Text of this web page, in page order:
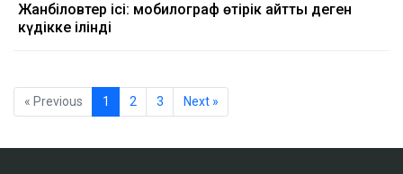
Жанәбіловтер ісі: мобилограф өтірік айтты деген
күдікке ілінді
« Previous 1 2 3 Next »